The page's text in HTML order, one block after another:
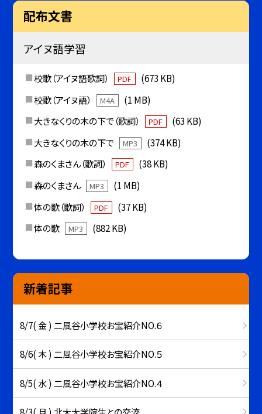
配布文書
アイヌ語学習
校歌（アイヌ語歌詞） PDF
(673 KB)
校歌（アイヌ語）
M4A
(1 MB)
大きなくりの木の下で（歌詞）
PDF
(63 KB)
大きなくりの木の下で
MP3
(374 KB)
森のくまさん（歌詞）
PDF
(38 KB)
森のくまさん
MP3
(1 MB)
体の歌（歌詞）
PDF
(37 KB)
体の歌
MP3 (882 KB)
新着記事
8/7( 金 ) 二風谷小学校お宝紹介NO.６
8/6( 木 ) 二風谷小学校お宝紹介NO.５
8/5( 水 ) 二風谷小学校お宝紹介NO.４